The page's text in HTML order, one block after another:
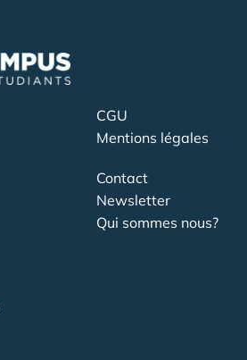
CGU
Mentions légales
Contact
Newsletter
Qui sommes nous?